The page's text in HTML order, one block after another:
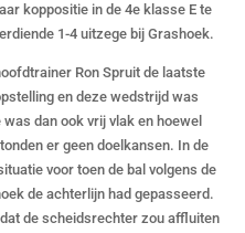
koppositie in de 4e klasse E te
1-4 uitzege bij Grashoek.
Ron Spruit de laatste
en deze wedstrijd was
dan ook vrij vlak en hoewel
er geen doelkansen. In de
voor toen de bal volgens de
de achterlijn had gepasseerd.
de scheidsrechter zou affluiten